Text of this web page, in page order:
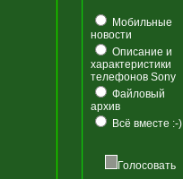
Мобильные
новости
Описание и
характеристики
телефонов Sony
Файловый
архив
Всё вместе :-)
Голосовать